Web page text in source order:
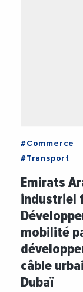
#Commerce
#Transport
Emirats
industriel
mobilité
câble
Dubaï